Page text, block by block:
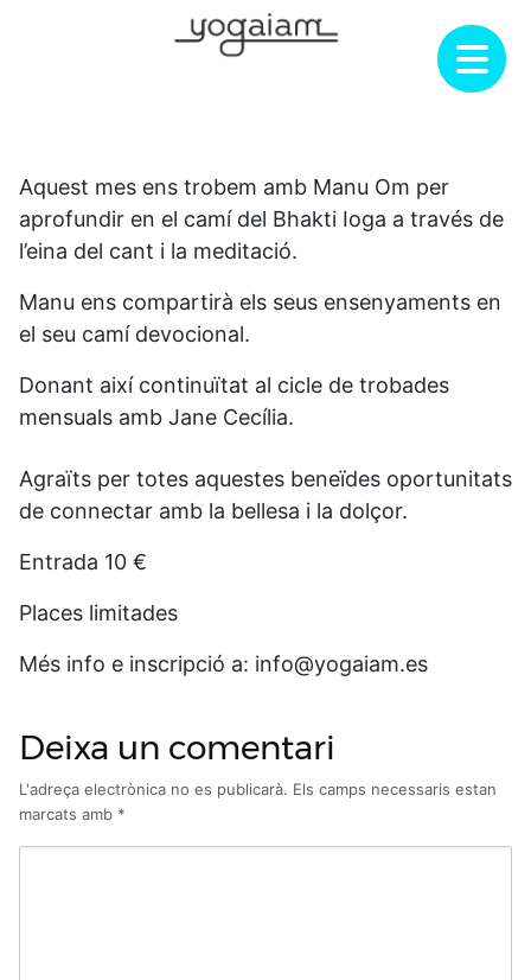
Aquest mes ens trobem amb Manu Om per
aprofundir en el camí del Bhakti Ioga a través de
l’eina del cant i la meditació.
Manu ens compartirà els seus ensenyaments en
el seu camí devocional.
Donant així continuïtat al cicle de trobades
mensuals amb Jane Cecília.
Agraïts per totes aquestes beneïdes oportunitats
de connectar amb la bellesa i la dolçor.
Entrada 10 €
Places limitades
Més info e inscripció a: info@yogaiam.es
Deixa un comentari
L'adreça electrònica no es publicarà. Els camps necessaris estan
marcats amb *